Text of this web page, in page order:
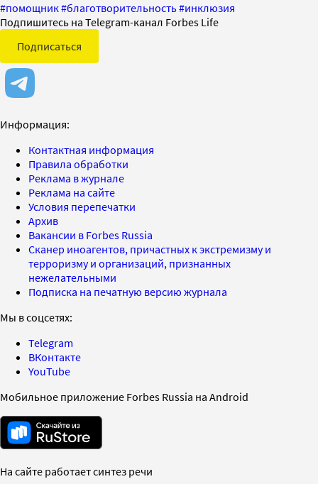
#помощник#благотворительность#инклюзия
Подпишитесь на Telegram-канал Forbes Life
Подписаться
Информация:
Контактная информация
Правила обработки
Реклама в журнале
Реклама на сайте
Условия перепечатки
Архив
Вакансии в Forbes Russia
Сканер иноагентов, причастных к экстремизму и
терроризму и организаций, признанных
нежелательными
Подписка на печатную версию журнала
Мы в соцсетях:
Telegram
ВКонтакте
YouTube
Мобильное приложение Forbes Russia на Android
На сайте работает синтез речи